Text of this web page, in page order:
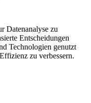
Datenanalyse zu
Entscheidungen
Technologien genutzt
zu verbessern.